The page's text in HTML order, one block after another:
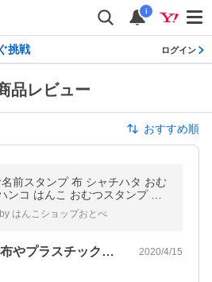
i
挑戦 ログイン
品レビュー
おすすめ順
前スタンプ 布 シャチハタ おむ
ンコ はんこ おむつスタンプ 子
保育園 入園 グッズ 服
はんこショップおとべ
名前を変えて使え、布やプラスチックにも… 2020/4/15